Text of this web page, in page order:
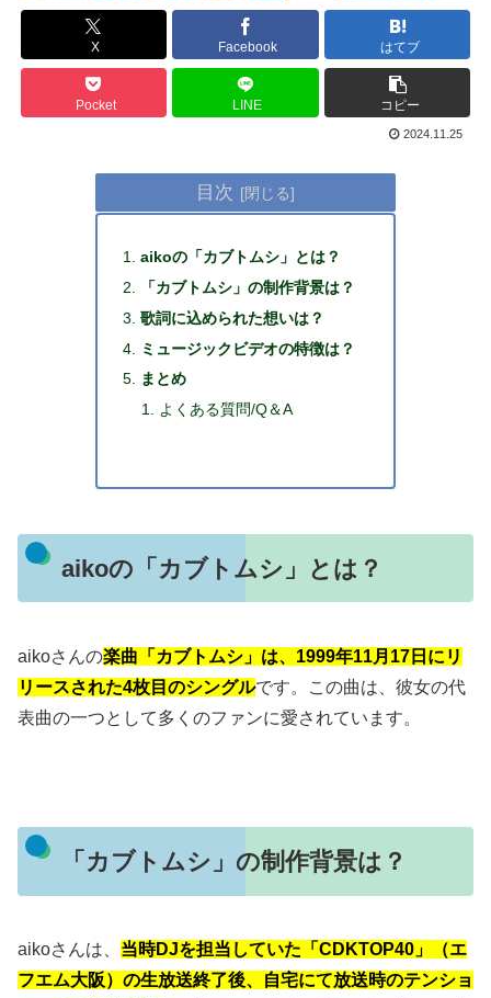
X Facebook はてブ
Pocket LINE コピー
2024.11.25
目次
aikoの「カブトムシ」とは？
「カブトムシ」の制作背景は？
歌詞に込められた想いは？
ミュージックビデオの特徴は？
まとめ
よくある質問/Q＆A
aikoの「カブトムシ」とは？
aikoさんの楽曲「カブトムシ」は、1999年11月17日にリ
リースされた4枚目のシングルです。この曲は、彼女の代
表曲の一つとして多くのファンに愛されています。
「カブトムシ」の制作背景は？
aikoさんは、 当時DJを担当していた「CDKTOP40」（エ
フエム大阪）の生放送終了後、自宅にて放送時のテンショ